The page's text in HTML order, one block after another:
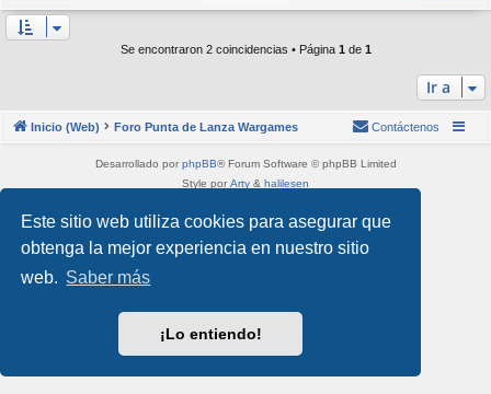
Este sitio web utiliza cookies para asegurar que
obtenga la mejor experiencia en nuestro sitio
web. Saber más
¡Lo entiendo!
Se encontraron 2 coincidencias • Página 1 de 1
Ir a
Inicio (Web) Foro Punta de Lanza Wargames Contáctenos
Desarrollado por phpBB® Forum Software © phpBB Limited
Style por Arty & halilesen
Privacidad| Condiciones